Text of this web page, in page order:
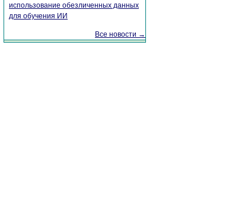
использование обезличенных данных
для обучения ИИ
Все новости →